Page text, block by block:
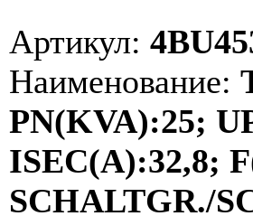
Артикул:
Наименование:
PN(KVA):25;
ISEC(A):32,8;
SCHALTGR./